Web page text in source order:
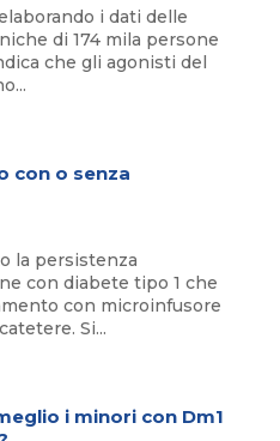
i dati delle
di 174 mila persone
che gli agonisti del
con o senza
la persistenza
con diabete tipo 1 che
con microinfusore
Si...
i minori con Dm1